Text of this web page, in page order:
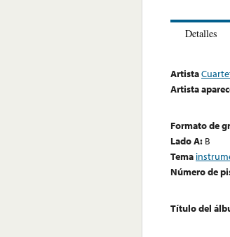
Detalles
Artista
Artista
Formato de
Lado A: B
Tema
Número de
Título del